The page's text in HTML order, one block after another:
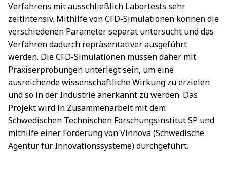
Verfahrens mit ausschließlich Labortests sehr
zeitintensiv. Mithilfe von CFD-Simulationen können die
verschiedenen Parameter separat untersucht und das
Verfahren dadurch repräsentativer ausgeführt
werden. Die CFD-Simulationen müssen daher mit
Praxiserprobungen unterlegt sein, um eine
ausreichende wissenschaftliche Wirkung zu erzielen
und so in der Industrie anerkannt zu werden. Das
Projekt wird in Zusammenarbeit mit dem
Schwedischen Technischen Forschungsinstitut SP und
mithilfe einer Förderung von Vinnova (Schwedische
Agentur für Innovationssysteme) durchgeführt.